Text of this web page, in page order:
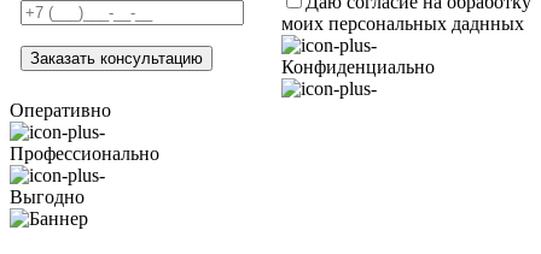
моих персональных даднных
Конфиденциально
Оперативно
Профессионально
Выгодно